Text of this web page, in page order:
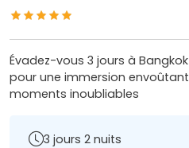
Évadez-vous 3 jours à
pour une immersion
moments inoubliables
3 jours 2 nuits